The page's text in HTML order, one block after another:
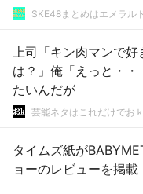
SKE48まとめはエメラル
上司「キン肉マンで好
は？」俺「えっと・
たいんだが
芸能ネタはこれだけでおｋ
タイムズ紙が
ョーのレビューを掲